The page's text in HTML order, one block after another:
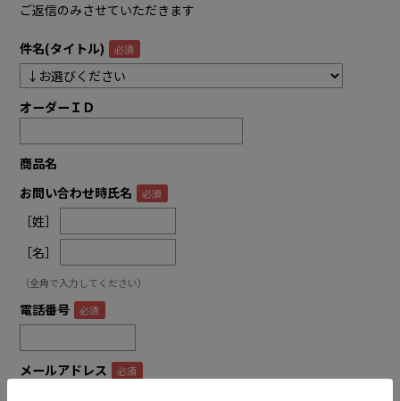
ご返信のみさせていただきます
件名(タイトル)
オーダーＩＤ
商品名
お問い合わせ時氏名
［姓］
［名］
（全角で入力してください）
電話番号
メールアドレス